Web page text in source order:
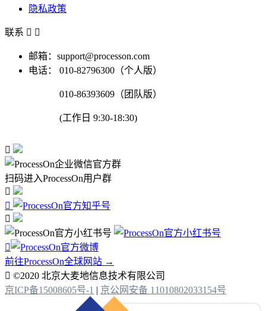
隐私政策
联系  
邮箱：support@processon.com
电话：
010-82796300（个人版）
010-86393609（团队版）
(工作日 9:30-18:30)

扫码进入ProcessOn用户群




前往ProcessOn全球网站 →
 ©2020 北京大麦地信息技术有限公司
京ICP备15008605号-1 | 京公网安备 11010802033154号